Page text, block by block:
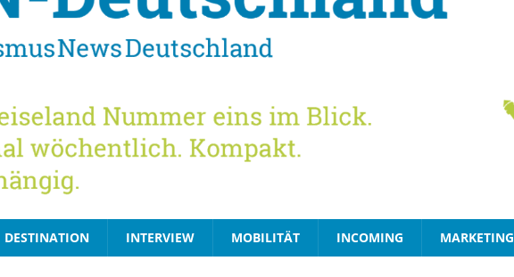
DESTINATION INTERVIEW MOBILITÄT INCOMING MARKETING